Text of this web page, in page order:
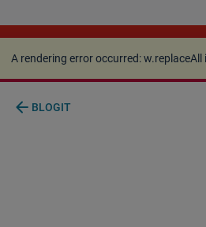
A rendering error occurred:
function.
A rendering error occurred:w.replaceAll
arrow_back BLOGIT